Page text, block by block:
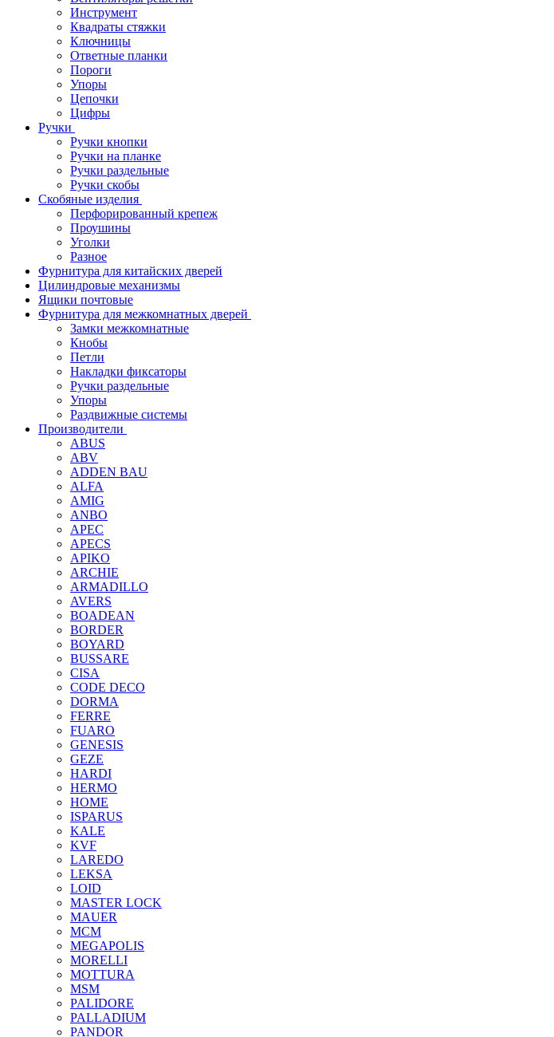
Инструмент
Квадраты стяжки
Ключницы
Ответные планки
Пороги
Упоры
Цепочки
Цифры
Ручки
Ручки кнопки
Ручки на планке
Ручки раздельные
Ручки скобы
Скобяные изделия
Перфорированный крепеж
Проушины
Уголки
Разное
Фурнитура для китайских дверей
Цилиндровые механизмы
Ящики почтовые
Фурнитура для межкомнатных дверей
Замки межкомнатные
Кнобы
Петли
Накладки фиксаторы
Ручки раздельные
Упоры
Раздвижные системы
Производители
ABUS
ABV
ADDEN BAU
ALFA
AMIG
ANBO
APEC
APECS
APIKO
ARCHIE
ARMADILLO
AVERS
BOADEAN
BORDER
BOYARD
BUSSARE
CISA
CODE DECO
DORMA
FERRE
FUARO
GENESIS
GEZE
HARDI
HERMO
HOMЕ
ISPARUS
KALE
KVF
LAREDO
LEKSA
LOID
MASTER LOCK
MAUER
MCM
MEGAPOLIS
MORELLI
MOTTURA
MSM
PALIDORE
PALLADIUM
PANDOR